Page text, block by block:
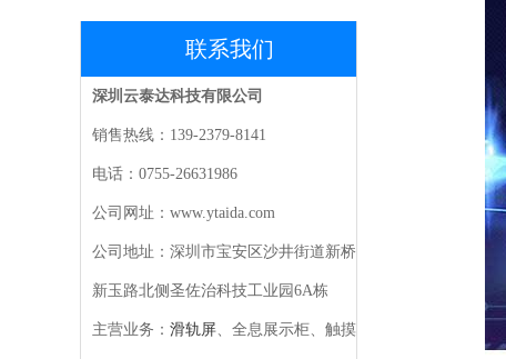
联系我们
深圳云泰达科技有限公司
销售热线：139-2379-8141
电话：0755-26631986
公司网址：www.ytaida.com
公司地址：深圳市宝安区沙井街道新桥
新玉路北侧圣佐治科技工业园6A栋
主营业务： 滑轨屏、全息展示柜、触摸